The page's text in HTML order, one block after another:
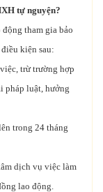
tự nguyện?
tham gia bảo
kiện sau:
trừ trường hợp
pháp luật, hưởng
trong 24 tháng
dịch vụ việc làm
lao động.